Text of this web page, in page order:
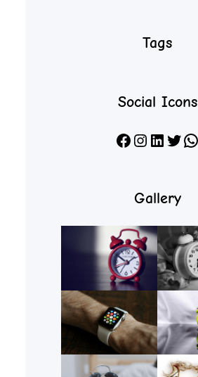
Tags
Social Icons
Facebook Instagram LinkedIn X WhatsApp
Gallery